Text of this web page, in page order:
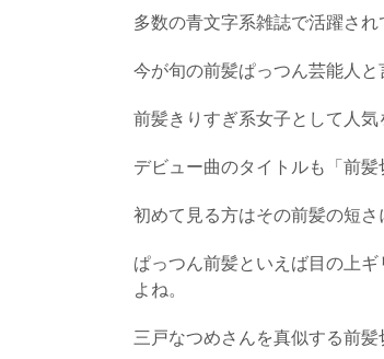
多数の青文字系雑誌で活躍され
今が旬の前髪ぱっつん芸能人と
前髪きりすぎ系女子として人
デビュー曲のタイトルも「前髪
初めて見る方はその前髪の短さ
ぱっつん前髪といえば目の上
よね。
三戸なつめさんを真似する前